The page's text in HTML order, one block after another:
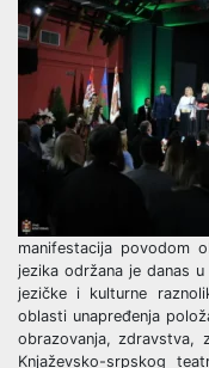
manifestacija povodom
jezika održana je danas
jezičke i kulturne
oblasti unapređenja
obrazovanja, zdravstva,
Knjaževsko-srpskog